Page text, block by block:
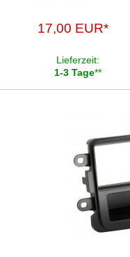
Lautsprechereinbauset
Lautsprecherkabel
Lautsprecherringe
Multimediainterface
Parkscheiben
17,00 EUR*
Lieferzeit:
1-3 Tage**